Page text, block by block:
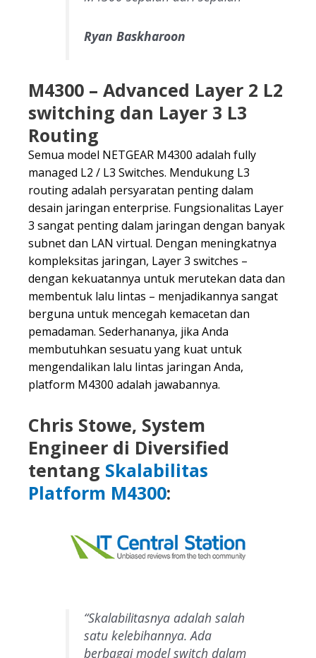
Ryan Baskharoon
M4300 – Advanced Layer 2 L2
switching dan Layer 3 L3
Routing
Semua model NETGEAR M4300 adalah fully
managed L2 / L3 Switches. Mendukung L3
routing adalah persyaratan penting dalam
desain jaringan enterprise. Fungsionalitas Layer
3 sangat penting dalam jaringan dengan banyak
subnet dan LAN virtual. Dengan meningkatnya
kompleksitas jaringan, Layer 3 switches –
dengan kekuatannya untuk merutekan data dan
membentuk lalu lintas – menjadikannya sangat
berguna untuk mencegah kemacetan dan
pemadaman. Sederhananya, jika Anda
membutuhkan sesuatu yang kuat untuk
mengendalikan lalu lintas jaringan Anda,
platform M4300 adalah jawabannya.
Chris Stowe, System
Engineer di Diversified
tentang Skalabilitas
Platform M4300:
“Skalabilitasnya adalah salah
satu kelebihannya. Ada
berbagai model switch dalam